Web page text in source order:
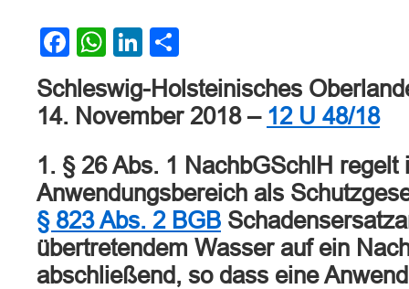
Facebook
WhatsApp
LinkedIn
Schleswig-Holsteinisches
14. November 2018 – 12 U 48/18
1. § 26 Abs. 1 NachbGSchlH regelt
Anwendungsbereich als
§ 823 Abs. 2 BGB
übertretendem Wasser auf ein
abschließend, so dass eine